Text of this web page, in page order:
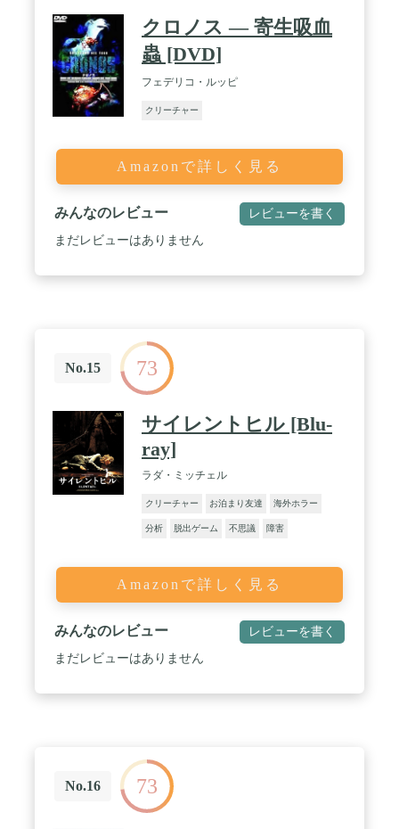
クロノス ― 寄生吸血
蟲 [DVD]
フェデリコ・ルッピ
クリーチャー
Amazonで詳しく見る
みんなのレビュー レビューを書く
まだレビューはありません
No.15 73
サイレントヒル [Blu-
ray]
ラダ・ミッチェル
クリーチャー お泊まり友達 海外ホラー
分析 脱出ゲーム 不思議 障害
Amazonで詳しく見る
みんなのレビュー レビューを書く
まだレビューはありません
No.16 73